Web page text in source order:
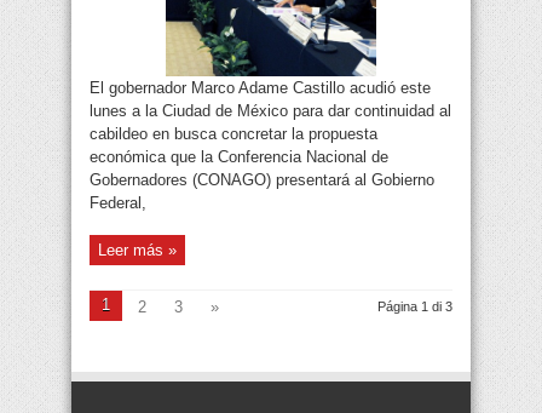
El gobernador Marco Adame Castillo acudió este
lunes a la Ciudad de México para dar continuidad al
cabildeo en busca concretar la propuesta
económica que la Conferencia Nacional de
Gobernadores (CONAGO) presentará al Gobierno
Federal,
Leer más »
Página 1 di 3
1 2 3 »